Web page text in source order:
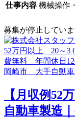
仕事内容 機械操作
募集が停止してい
【月収例52
自動車製造